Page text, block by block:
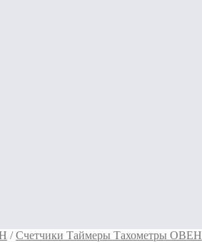
/Счетчики Таймеры Тахометры ОВЕН